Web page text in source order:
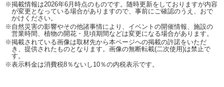
※掲載情報は2026年6月時点のものです。随時更新をしておりますが内容
が変更となっている場合がありますので、事前にご確認のうえ、おで
かけください。
※自然災害の影響やその他諸事情により、イベントの開催情報、施設の
営業時間、植物の開花・見頃期間などは変更になる場合があります。
※掲載されている画像は取材先から本ページへの掲載の許諾をいただ
き、提供されたものとなります。画像の無断転載(二次使用)は禁止で
す。
※表示料金は消費税8％ないし10％の内税表示です。